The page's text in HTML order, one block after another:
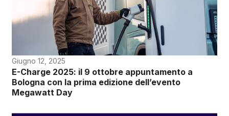
Giugno 12, 2025
E-Charge 2025: il 9 ottobre appuntamento a
Bologna con la prima edizione dell’evento
Megawatt Day